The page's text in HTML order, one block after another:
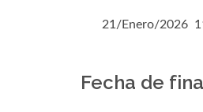
21/Enero/2026
Fecha de